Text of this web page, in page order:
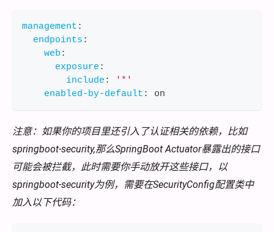
management :
endpoints :
web :
exposure :
include :
'*'
enabled-by-default : on
注意：如果你的项目里还引入了认证相关的依赖，比如
springboot-security,那么SpringBoot Actuator暴露出的接口
可能会被拦截，此时需要你手动放开这些接口，以
springboot-security为例，需要在SecurityConfig配置类中
加入以下代码：